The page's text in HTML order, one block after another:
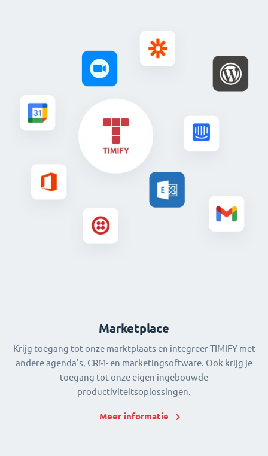
Marketplace
Krijg toegang tot onze marktplaats en integreer TIMIFY met
andere agenda's, CRM- en marketingsoftware. Ook krijg je
toegang tot onze eigen ingebouwde
productiviteitsoplossingen.
Meer informatie